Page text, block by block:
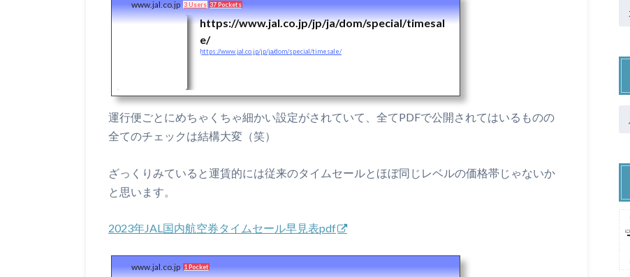
www.jal.co.jp 3 Users 37 Pockets
https://www.jal.co.jp/jp/ja/dom/special/timesal
e/
https://www.jal.co.jp/jp/ja/dom/special/timesale/
運行便ごとにめちゃくちゃ細かい設定がされていて、全てPDFで公開されてはいるものの
全てのチェックは結構大変（笑）
ざっくりみていると運賃的には従来のタイムセールとほぼ同じレベルの価格帯じゃないか
と思います。
2023年JAL国内航空券タイムセール早見表pdf
www.jal.co.jp 1 Pocket